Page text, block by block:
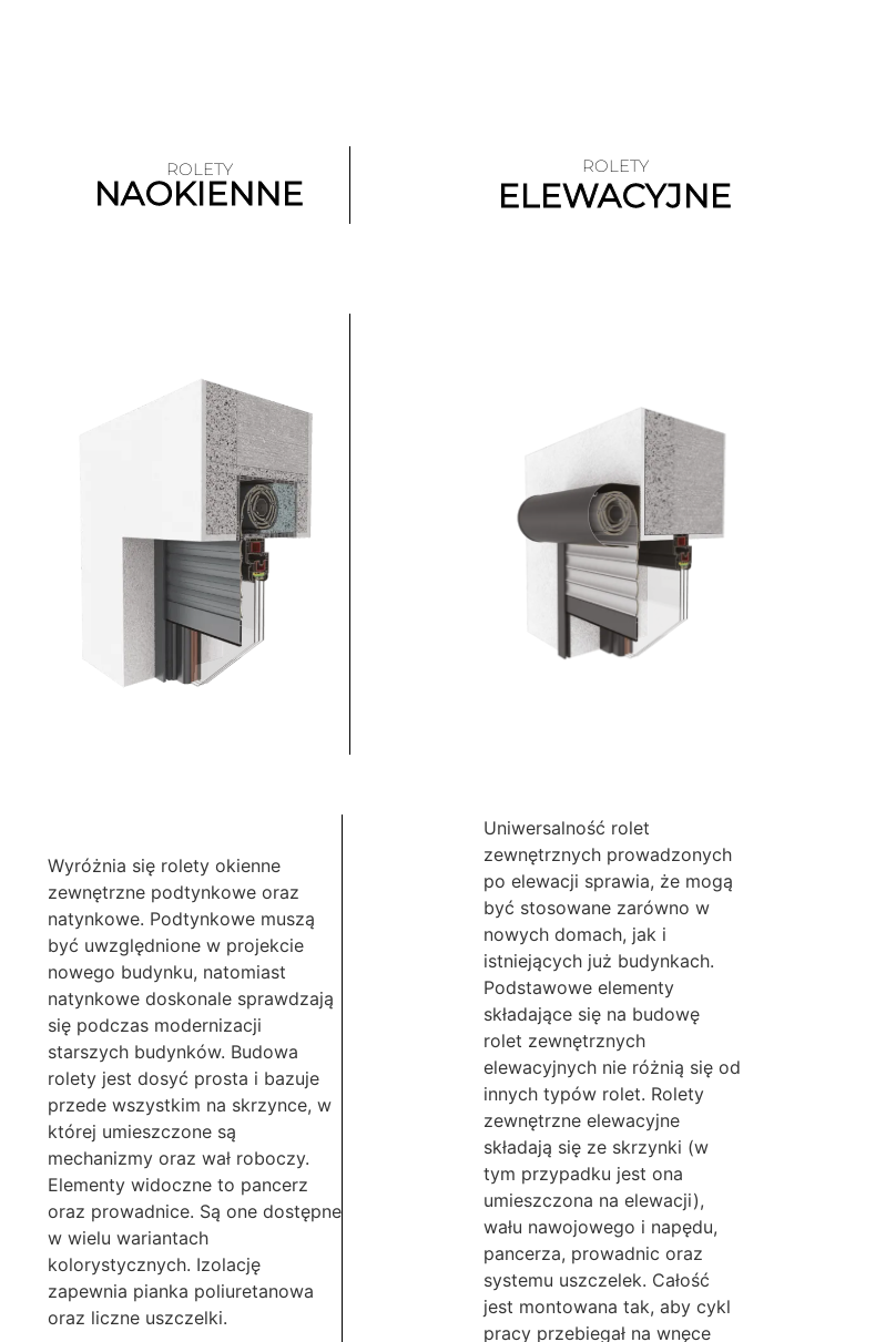
ROLETY
NAOKIENNE
ROLETY
ELEWACYJNE
Wyróżnia się rolety okienne
zewnętrzne podtynkowe oraz
natynkowe. Podtynkowe muszą
być uwzględnione w projekcie
nowego budynku, natomiast
natynkowe doskonale sprawdzają
się podczas modernizacji
starszych budynków. Budowa
rolety jest dosyć prosta i bazuje
przede wszystkim na skrzynce, w
której umieszczone są
mechanizmy oraz wał roboczy.
Elementy widoczne to pancerz
oraz prowadnice. Są one dostępne
w wielu wariantach
kolorystycznych. Izolację
zapewnia pianka poliuretanowa
oraz liczne uszczelki.
Uniwersalność rolet
zewnętrznych prowadzonych
po elewacji sprawia, że mogą
być stosowane zarówno w
nowych domach, jak i
istniejących już budynkach.
Podstawowe elementy
składające się na budowę
rolet zewnętrznych
elewacyjnych nie różnią się od
innych typów rolet. Rolety
zewnętrzne elewacyjne
składają się ze skrzynki (w
tym przypadku jest ona
umieszczona na elewacji),
wału nawojowego i napędu,
pancerza, prowadnic oraz
systemu uszczelek. Całość
jest montowana tak, aby cykl
pracy przebiegał na wnęce